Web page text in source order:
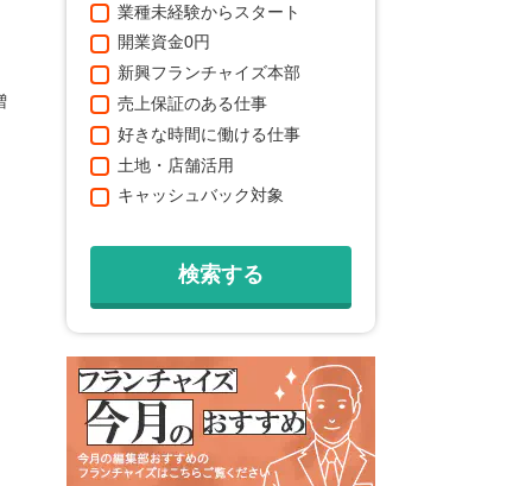
業種未経験からスタート
開業資金0円
新興フランチャイズ本部
売上保証のある仕事
好きな時間に働ける仕事
土地・店舗活用
キャッシュバック対象